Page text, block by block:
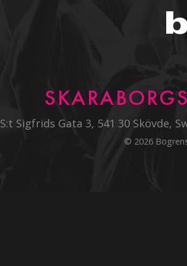
S:t Sigfrids Gata 3, 541 30 Skövde,
© 2026